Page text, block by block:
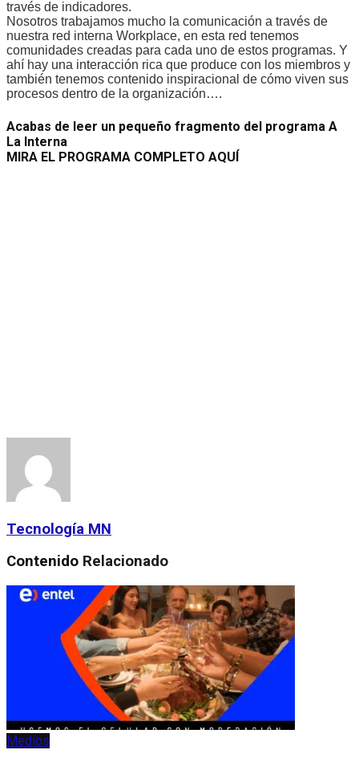
través de indicadores.
Nosotros trabajamos mucho la comunicación a través de
nuestra red interna Workplace, en esta red tenemos
comunidades creadas para cada uno de estos programas. Y
ahí hay una interacción rica que produce con los miembros y
también tenemos contenido inspiracional de cómo viven sus
procesos dentro de la organización….
Acabas de leer un pequeño fragmento del programa A
La Interna
MIRA EL PROGRAMA COMPLETO AQUÍ
Tecnología MN
Contenido Relacionado
Medios